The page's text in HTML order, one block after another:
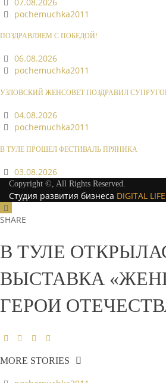
pochemuchka2011
ПОЗДРАВЛЯЕМ С ПОБЕДОЙ!
06.08.2026
pochemuchka2011
УЗЛОВСКИЙ ЖЕНСОВЕТ ПОЗДРАВИЛ
04.08.2026
pochemuchka2011
В ТУЛЕ ПРОШЕЛ ФЕСТИВАЛЬ ПРЯНИКА
03.08.2026
Copyright ©, All Rights Reserved.
Студия развития бизнеса DIGITAL LIFE
SHARE
В ТУЛЕ
ВЫСТАВКА
ГЕРОИ
MORE STORIES